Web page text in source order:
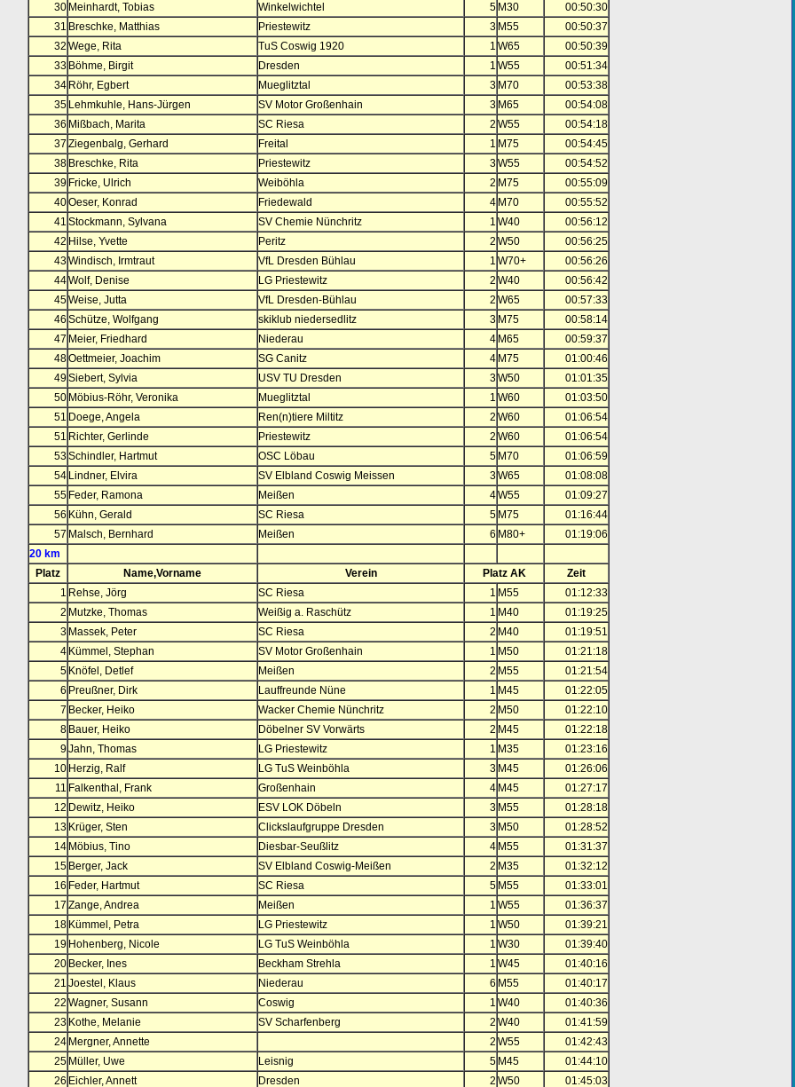
30 Meinhardt, Tobias Winkelwichtel 5 M30
00:50:30
31 Breschke, Matthias Priestewitz 3 M55
00:50:37
32 Wege, Rita TuS Coswig 1920 1 W65
00:50:39
33 Böhme, Birgit Dresden 1 W55
00:51:34
34 Röhr, Egbert Mueglitztal 3 M70
00:53:38
35 Lehmkuhle, Hans-Jürgen SV Motor Großenhain 3 M65
00:54:08
36 Mißbach, Marita SC Riesa 2 W55
00:54:18
37 Ziegenbalg, Gerhard Freital 1 M75
00:54:45
38 Breschke, Rita Priestewitz 3W55
00:54:52
39 Fricke, Ulrich Weiböhla 2 M75
00:55:09
40Oeser, Konrad Friedewald 4 M70
00:55:52
41 Stockmann, Sylvana SV Chemie Nünchritz 1 W40
00:56:12
42 Hilse, Yvette Peritz 2 W50
00:56:25
43Windisch, Irmtraut VfL Dresden Bühlau 1 W70+
00:56:26
44Wolf, Denise LG Priestewitz 2 W40
00:56:42
45Weise, Jutta VfL Dresden-Bühlau 2 W65
00:57:33
46 Schütze, Wolfgang skiklub niedersedlitz 3 M75
00:58:14
47 Meier, Friedhard Niederau 4 M65
00:59:37
48Oettmeier, Joachim SG Canitz 4 M75
01:00:46
49Siebert, Sylvia USV TU Dresden 3W50
01:01:35
50 Möbius-Röhr, Veronika Mueglitztal 1 W60
01:03:50
51 Doege, Angela Ren(n)tiere Miltitz 2 W60
01:06:54
51 Richter, Gerlinde Priestewitz 2 W60
01:06:54
53Schindler, Hartmut OSC Löbau 5 M70
01:06:59
54 Lindner, Elvira SV Elbland Coswig Meissen 3W65
01:08:08
55 Feder, Ramona Meißen 4W55
01:09:27
56 Kühn, Gerald SC Riesa 5 M75
01:16:44
57 Malsch, Bernhard Meißen 6 M80+
01:19:06
20 km
Platz
Name,Vorname Verein Platz AK
Zeit
1 Rehse, Jörg SC Riesa 1 M55
01:12:33
2 Mutzke, Thomas Weißig a. Raschütz 1 M40
01:19:25
3 Massek, Peter SC Riesa 2 M40
01:19:51
4 Kümmel, Stephan SV Motor Großenhain 1 M50
01:21:18
5 Knöfel, Detlef Meißen 2 M55
01:21:54
6 Preußner, Dirk Lauffreunde Nüne 1 M45
01:22:05
7 Becker, Heiko Wacker Chemie Nünchritz 2 M50
01:22:10
8 Bauer, Heiko Döbelner SV Vorwärts 2 M45
01:22:18
9Jahn, Thomas LG Priestewitz 1 M35
01:23:16
10 Herzig, Ralf LG TuS Weinböhla 3 M45
01:26:06
11 Falkenthal, Frank Großenhain 4 M45
01:27:17
12 Dewitz, Heiko ESV LOK Döbeln 3 M55
01:28:18
13 Krüger, Sten Clickslaufgruppe Dresden 3 M50
01:28:52
14 Möbius, Tino Diesbar-Seußlitz 4 M55
01:31:37
15 Berger, Jack SV Elbland Coswig-Meißen 2 M35
01:32:12
16 Feder, Hartmut SC Riesa 5 M55
01:33:01
17 Zange, Andrea Meißen 1 W55
01:36:37
18 Kümmel, Petra LG Priestewitz 1 W50
01:39:21
19 Hohenberg, Nicole LG TuS Weinböhla 1 W30
01:39:40
20 Becker, Ines Beckham Strehla 1 W45
01:40:16
21 Joestel, Klaus Niederau 6 M55
01:40:17
22 Wagner, Susann Coswig 1 W40
01:40:36
23 Kothe, Melanie SV Scharfenberg 2 W40
01:41:59
24 Mergner, Annette 2 W55
01:42:43
25 Müller, Uwe Leisnig 5 M45
01:44:10
26 Eichler, Annett Dresden 2 W50 01:45:03